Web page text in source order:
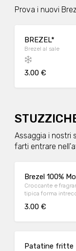
Prova i nuovi
BREZEL*
Brezel al sale
3.00 €
Assaggia i nostri
farti entrare
Brezel 100%
Croccante e
tipica forma
3.00 €
Patatine fritte